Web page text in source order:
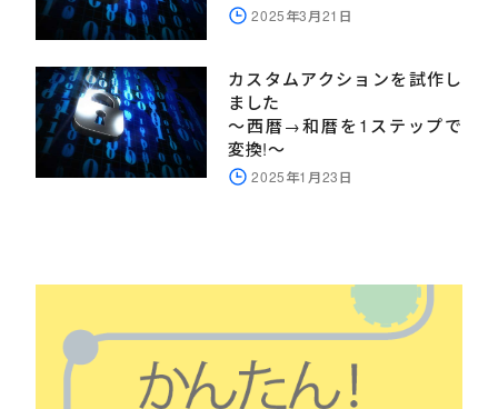
2025年3月21日
カスタムアクションを試作し
ました
～西暦→和暦を1ステップで
変換!～
2025年1月23日